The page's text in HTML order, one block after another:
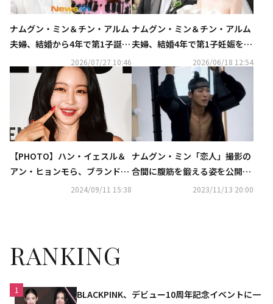
ナムグン・ミン＆チン・アルム
夫婦、結婚から4年で第1子誕
生！事務所が公式コメント
2026/07/27 10:46
ナムグン・ミン＆チン・アルム
夫婦、結婚4年で第1子妊娠を発
表！「新しい命を迎える準備を
している」
2026/06/18 12:54
【PHOTO】ハン・イェスル＆
アン・ヒョンモら、ブランド
「L'AGENCE」のイベントに出
2024/09/11 15:38
ナムグン・ミン「恋人」撮影の
合間に腹筋を鍛える姿を公開…
妻チン・アルムも応援2023/11/13 20:00
RANKING
1
BLACKPINK、デビュー10周年記念イベントに一